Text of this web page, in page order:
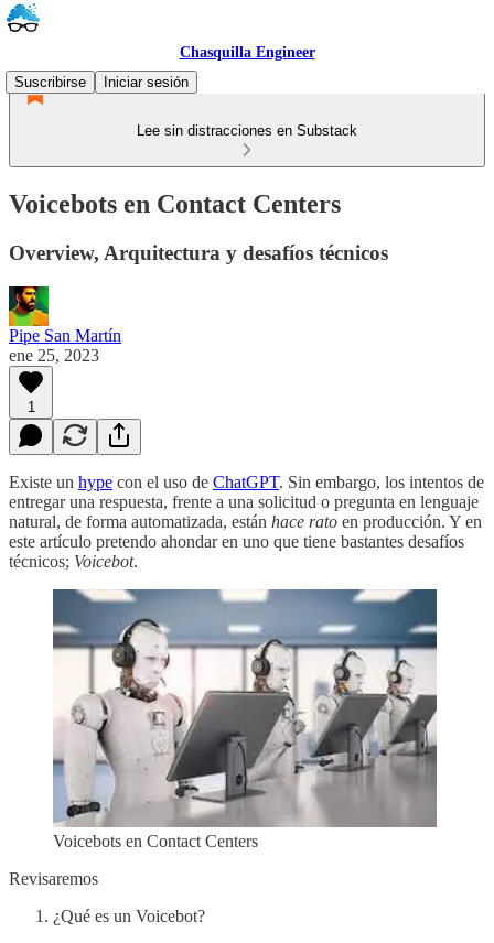
Chasquilla Engineer
Suscribirse
Iniciar sesión
Lee sin distracciones en Substack
Voicebots en Contact Centers
Overview, Arquitectura y desafíos técnicos
Pipe San Martín
ene 25, 2023
1
Existe un hype con el uso de ChatGPT. Sin embargo, los intentos de
entregar una respuesta, frente a una solicitud o pregunta en lenguaje
natural, de forma automatizada, están hace rato en producción. Y en
este artículo pretendo ahondar en uno que tiene bastantes desafíos
técnicos; Voicebot.
Voicebots en Contact Centers
Revisaremos
¿Qué es un Voicebot?